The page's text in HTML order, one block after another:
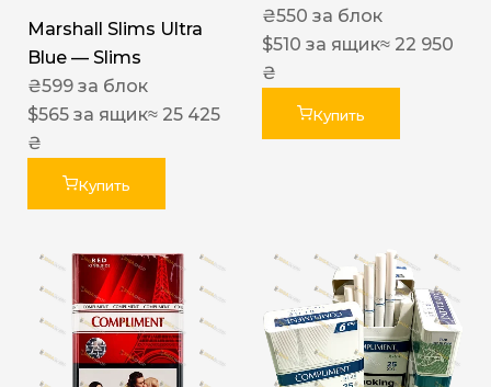
Marshall Slims Ultra
Blue — Slims
₴599 за блок
$565 за ящик≈ 25 425
₴
Купить
₴550 за блок
$510 за ящик≈ 22 950
₴
Купить